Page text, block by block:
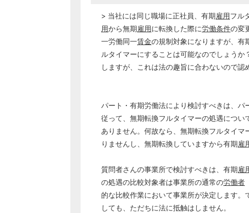
> 当社には同じ職場に正社員、有期雇用フル
用から無期雇用に転換した際に労働条件の変
一労働同一賃金の規制対象になりますが、有
ルタイマーにすることは可能なのでしょう
しますが、これは法の趣旨に合わないので
パート・有期労働法により検討すべきは、パ
従って、無期転換フルタイマーの処遇につ
ありません。何故なら、無期転換フルタイ
りませんし、無期転換していますから有期雇
質問者さんの事業所で検討すべきは、有期雇
の処遇の比較対象者は事業所の通常の労働者
的な比較作業において事業所が決定します
しても、ただちに法に抵触はしません。